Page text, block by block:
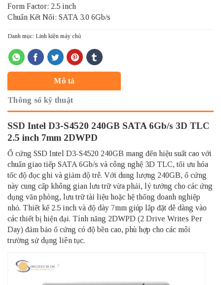
Form Factor: 2.5 inch
Chuẩn Kết Nối: SATA 3.0 6Gb/s
Danh mục: Linh kiện máy chủ
Mô tả
Thông số kỹ thuật
SSD Intel D3-S4520 240GB SATA 6Gb/s 3D TLC
2.5 inch 7mm 2DWPD
Ổ cứng SSD Intel D3-S4520 240GB mang đến hiệu suất cao với
chuẩn giao tiếp SATA 6Gb/s và công nghệ 3D TLC, tối ưu hóa
tốc độ đọc ghi và giảm độ trễ. Với dung lượng 240GB, ổ cứng
này cung cấp không gian lưu trữ vừa phải, lý tưởng cho các ứng
dụng văn phòng, lưu trữ tài liệu hoặc hệ thống doanh nghiệp
nhỏ. Thiết kế 2.5 inch và độ dày 7mm giúp lắp đặt dễ dàng vào
các thiết bị hiện đại. Tính năng 2DWPD (2 Drive Writes Per
Day) đảm bảo ổ cứng có độ bền cao, phù hợp cho các môi
trường sử dụng liên tục.